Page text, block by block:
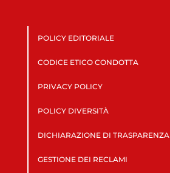
POLICY EDITORIALE
CODICE ETICO CONDOTTA
PRIVACY POLICY
POLICY DIVERSITÀ
DICHIARAZIONE DI TRASPARENZA
GESTIONE DEI RECLAMI